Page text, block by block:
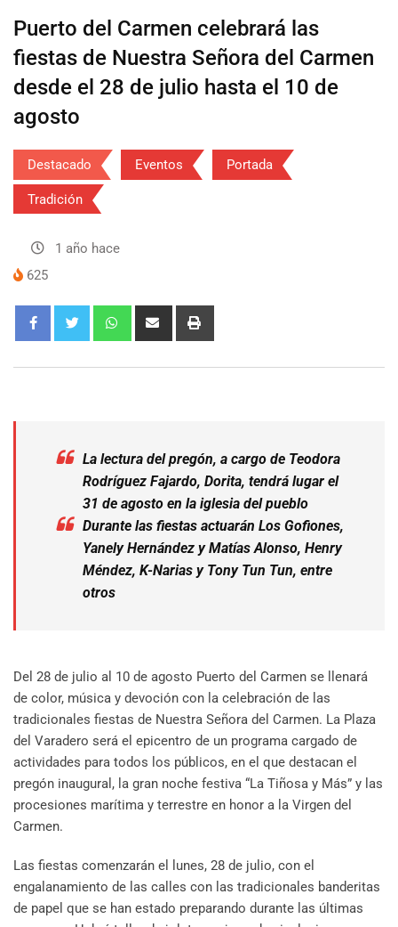
Puerto del Carmen celebrará las
fiestas de Nuestra Señora del Carmen
desde el 28 de julio hasta el 10 de
agosto
Destacado Eventos Portada
Tradición
1 año hace
625
La lectura del pregón, a cargo de Teodora
Rodríguez Fajardo, Dorita, tendrá lugar el
31 de agosto en la iglesia del pueblo
Durante las fiestas actuarán Los Gofiones,
Yanely Hernández y Matías Alonso, Henry
Méndez, K-Narias y Tony Tun Tun, entre
otros
Del 28 de julio al 10 de agosto Puerto del Carmen se llenará
de color, música y devoción con la celebración de las
tradicionales fiestas de Nuestra Señora del Carmen. La Plaza
del Varadero será el epicentro de un programa cargado de
actividades para todos los públicos, en el que destacan el
pregón inaugural, la gran noche festiva “La Tiñosa y Más” y las
procesiones marítima y terrestre en honor a la Virgen del
Carmen.
Las fiestas comenzarán el lunes, 28 de julio, con el
engalanamiento de las calles con las tradicionales banderitas
de papel que se han estado preparando durante las últimas